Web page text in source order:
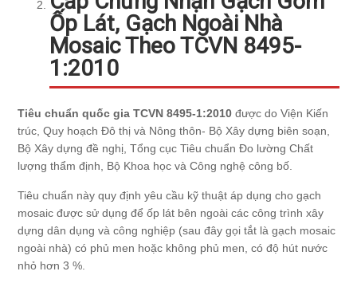
Ốp Lát, Gạch Ngoài Nhà
Mosaic Theo TCVN 8495-
1:2010
Tiêu chuẩn quốc gia TCVN 8495-1:2010 được do Viện Kiến
trúc, Quy hoạch Đô thị và Nông thôn- Bộ Xây dựng biên soạn,
Bộ Xây dựng đề nghị, Tổng cục Tiêu chuẩn Đo lường Chất
lượng thẩm định, Bộ Khoa học và Công nghệ công bố.
Tiêu chuẩn này quy định yêu cầu kỹ thuật áp dụng cho gạch
mosaic được sử dụng để ốp lát bên ngoài các công trình xây
dựng dân dụng và công nghiệp (sau đây gọi tắt là gạch mosaic
ngoài nhà) có phủ men hoặc không phủ men, có độ hút nước
nhỏ hơn 3 %.